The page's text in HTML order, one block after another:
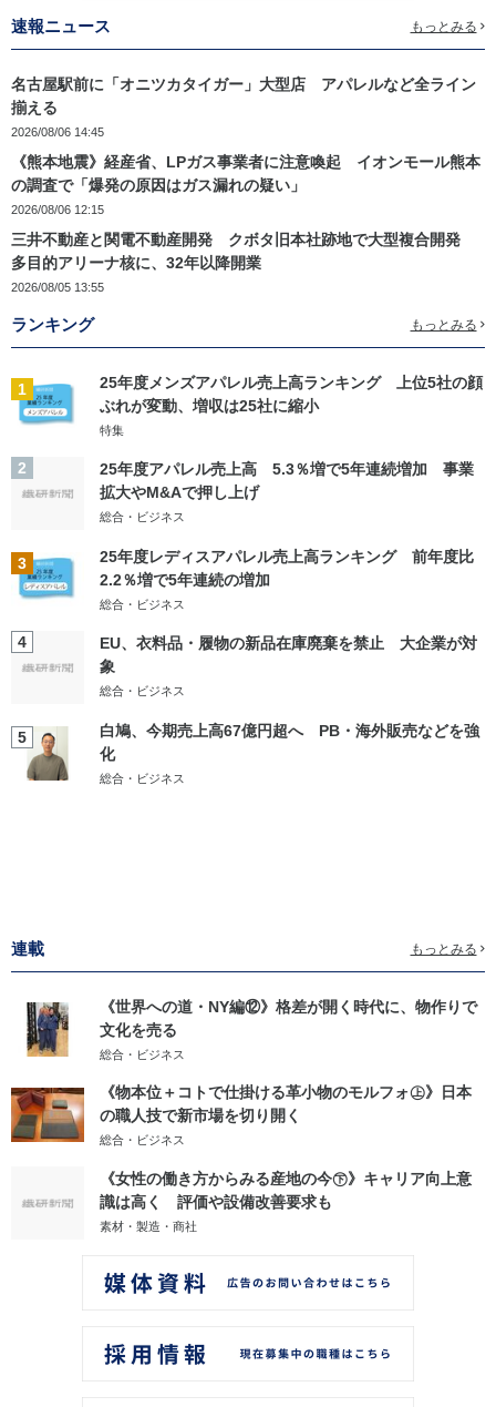
速報ニュース もっとみる
名古屋駅前に「オニツカタイガー」大型店 アパレルなど全ライン
揃える
2026/08/06 14:45
《熊本地震》経産省、LPガス事業者に注意喚起 イオンモール熊本
の調査で「爆発の原因はガス漏れの疑い」
2026/08/06 12:15
三井不動産と関電不動産開発 クボタ旧本社跡地で大型複合開発
多目的アリーナ核に、32年以降開業
2026/08/05 13:55
ランキング もっとみる
1
25年度メンズアパレル売上高ランキング 上位5社の顔
ぶれが変動、増収は25社に縮小
特集
2
25年度アパレル売上高 5.3％増で5年連続増加 事業
拡大やM&Aで押し上げ
総合・ビジネス
3
25年度レディスアパレル売上高ランキング 前年度比
2.2％増で5年連続の増加
総合・ビジネス
4
EU、衣料品・履物の新品在庫廃棄を禁止 大企業が対
象
総合・ビジネス
5
白鳩、今期売上高67億円超へ PB・海外販売などを強
化
総合・ビジネス
連載 もっとみる
《世界への道・NY編⑫》格差が開く時代に、物作りで
文化を売る
総合・ビジネス
《物本位＋コトで仕掛ける革小物のモルフォ㊤》日本
の職人技で新市場を切り開く
総合・ビジネス
《女性の働き方からみる産地の今㊦》キャリア向上意
識は高く 評価や設備改善要求も
素材・製造・商社